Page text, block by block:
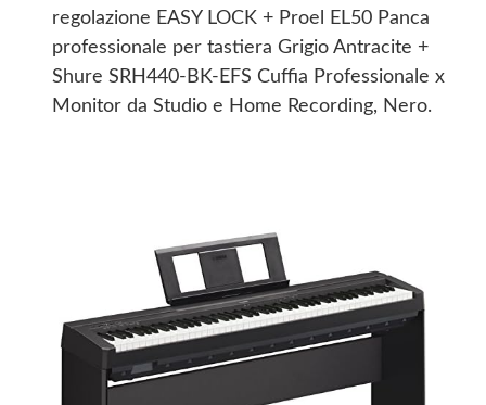
regolazione EASY LOCK + Proel EL50 Panca
professionale per tastiera Grigio Antracite +
Shure SRH440-BK-EFS Cuffia Professionale x
Monitor da Studio e Home Recording, Nero.